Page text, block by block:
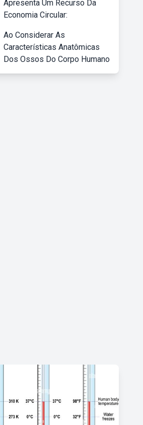
Apresenta Um Recurso Da
Economia Circular:
Ao Considerar As
Características Anatômicas
Dos Ossos Do Corpo Humano